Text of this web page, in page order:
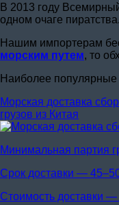
В 2013 году
одном очаге
Нашим импортерам
морским путем, то
Наиболее популярные
Морская доставка
грузов из Китая
Минимальная партия
Срок доставки —
Стоимость доставки —